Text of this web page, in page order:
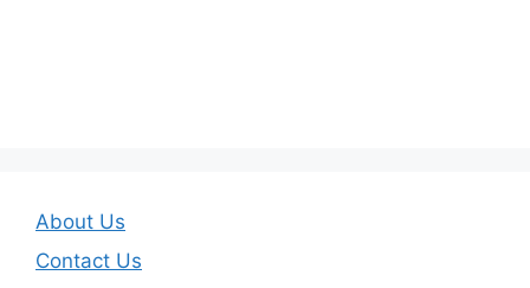
About Us
Contact Us